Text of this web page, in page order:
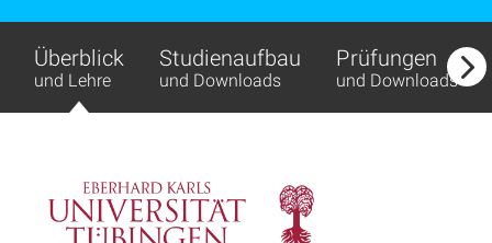
Überblick
und Lehre
Studienaufbau
und Downloads
Prüfungen
und Downloads